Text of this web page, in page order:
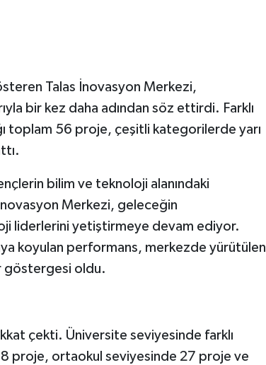
Talas İnovasyon Merkezi,
bir kez daha adından söz ettirdi. Farklı
toplam 56 proje, çeşitli kategorilerde yarı
bilim ve teknoloji alanındaki
Merkezi, geleceğin
liderlerini yetiştirmeye devam ediyor.
koyulan performans, merkezde yürütülen
göstergesi oldu.
çekti. Üniversite seviyesinde farklı
proje, ortaokul seviyesinde 27 proje ve